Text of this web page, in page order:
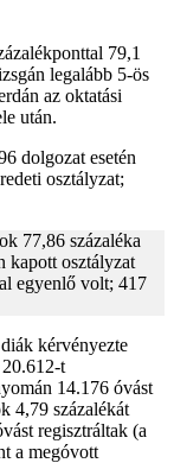
79,1
legalább 5-ös
az oktatási
után.
dolgozat esetén
osztályzat;
77,86 százaléka
kapott osztályzat
egyenlő volt; 417
kérvényezte
t
14.176 óvást
4,79 százalékát
regisztráltak (a
a megóvott